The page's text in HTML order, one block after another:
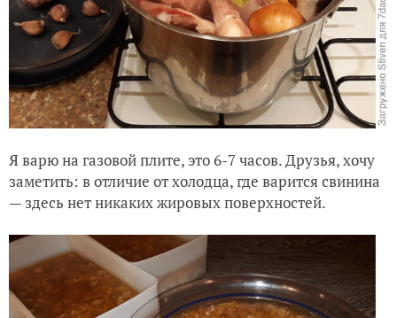
Я варю на газовой плите, это 6-7 часов. Друзья, хочу
заметить: в отличие от холодца, где варится свинина
— здесь нет никаких жировых поверхностей.